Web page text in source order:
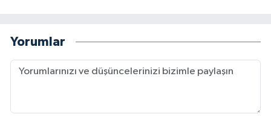
Yorumlar